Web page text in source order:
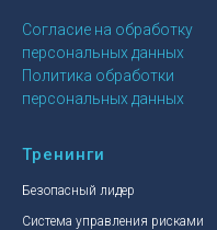
Согласие на обработку
персональных данных
Политика обработки
персональных данных
Тренинги
Безопасный лидер
Система управления рисками